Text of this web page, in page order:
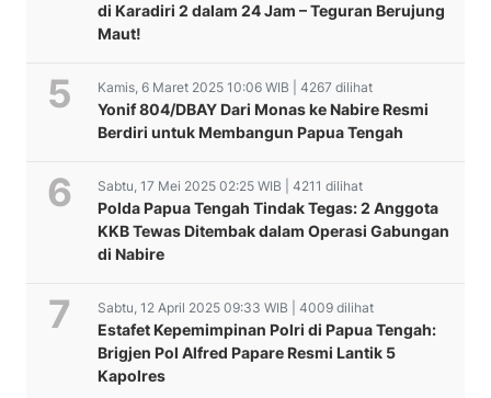
di Karadiri 2 dalam 24 Jam – Teguran Berujung
Maut!
Kamis, 6 Maret 2025 10:06 WIB | 4267 dilihat
Yonif 804/DBAY Dari Monas ke Nabire Resmi
Berdiri untuk Membangun Papua Tengah
Sabtu, 17 Mei 2025 02:25 WIB | 4211 dilihat
Polda Papua Tengah Tindak Tegas: 2 Anggota
KKB Tewas Ditembak dalam Operasi Gabungan
di Nabire
Sabtu, 12 April 2025 09:33 WIB | 4009 dilihat
Estafet Kepemimpinan Polri di Papua Tengah:
Brigjen Pol Alfred Papare Resmi Lantik 5
Kapolres